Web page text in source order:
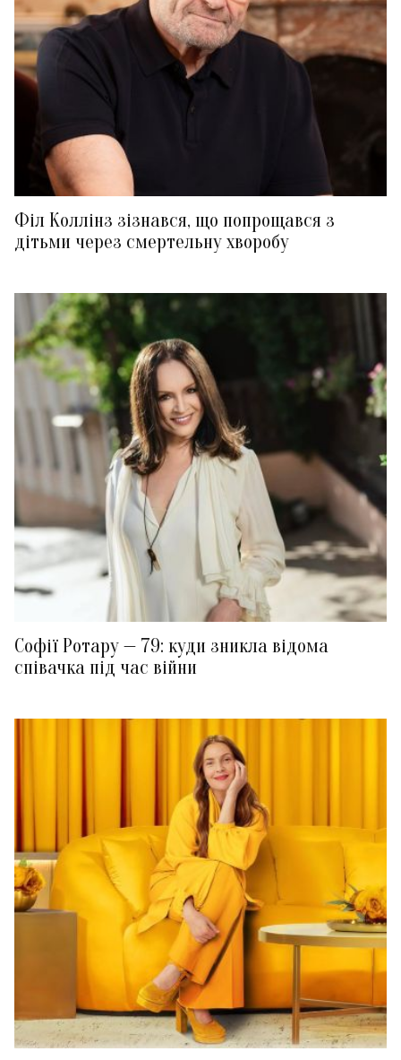
Філ Коллінз зізнався, що попрощався з
дітьми через смертельну хворобу
Софії Ротару — 79: куди зникла відома
співачка під час війни